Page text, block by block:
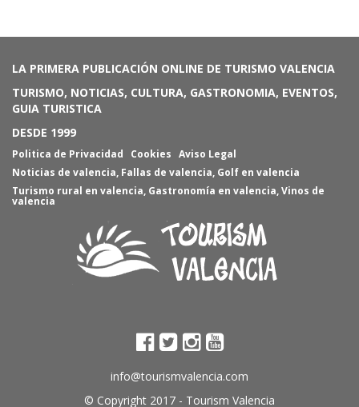
LA PRIMERA PUBLICACIÓN ONLINE DE TURISMO VALENCIA
TURISMO, NOTICIAS, CULTURA, GASTRONOMIA, EVENTOS,
GUIA TURISTICA
DESDE 1999
Politica de Privacidad Cookies Aviso Legal
Noticias de valencia, Fallas de valencia, Golf en valencia
Turismo rural en valencia, Gastronomía en valencia,Vinos de
valencia
info@tourismvalencia.com
© Copyright 2017 - Tourism Valencia